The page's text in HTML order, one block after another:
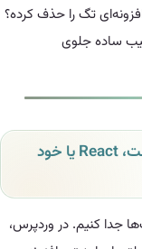
حذف کرده؟
اول تشخیص بدهید: مشکل از وردپرس است، React یا خود
در وردپرس،